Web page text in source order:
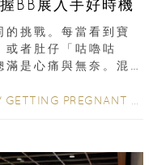
BB展入手好時機
的挑戰。每當看到寶
或者肚仔「咕嚕咕
是心痛與無奈。混
GETTING PREGNANT